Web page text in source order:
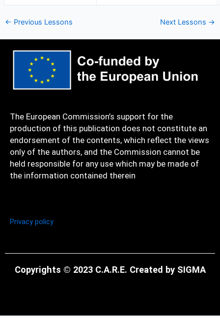
← Previous Lessons Next Lessons →
The European Commission’s support for the
production of this publication does not constitute an
endorsement of the contents, which reflect the views
only of the authors, and the Commission cannot be
held responsible for any use which may be made of
the information contained therein
Privacy policy
Copyrights © 2023 C.A.R.E. Created by SIGMA